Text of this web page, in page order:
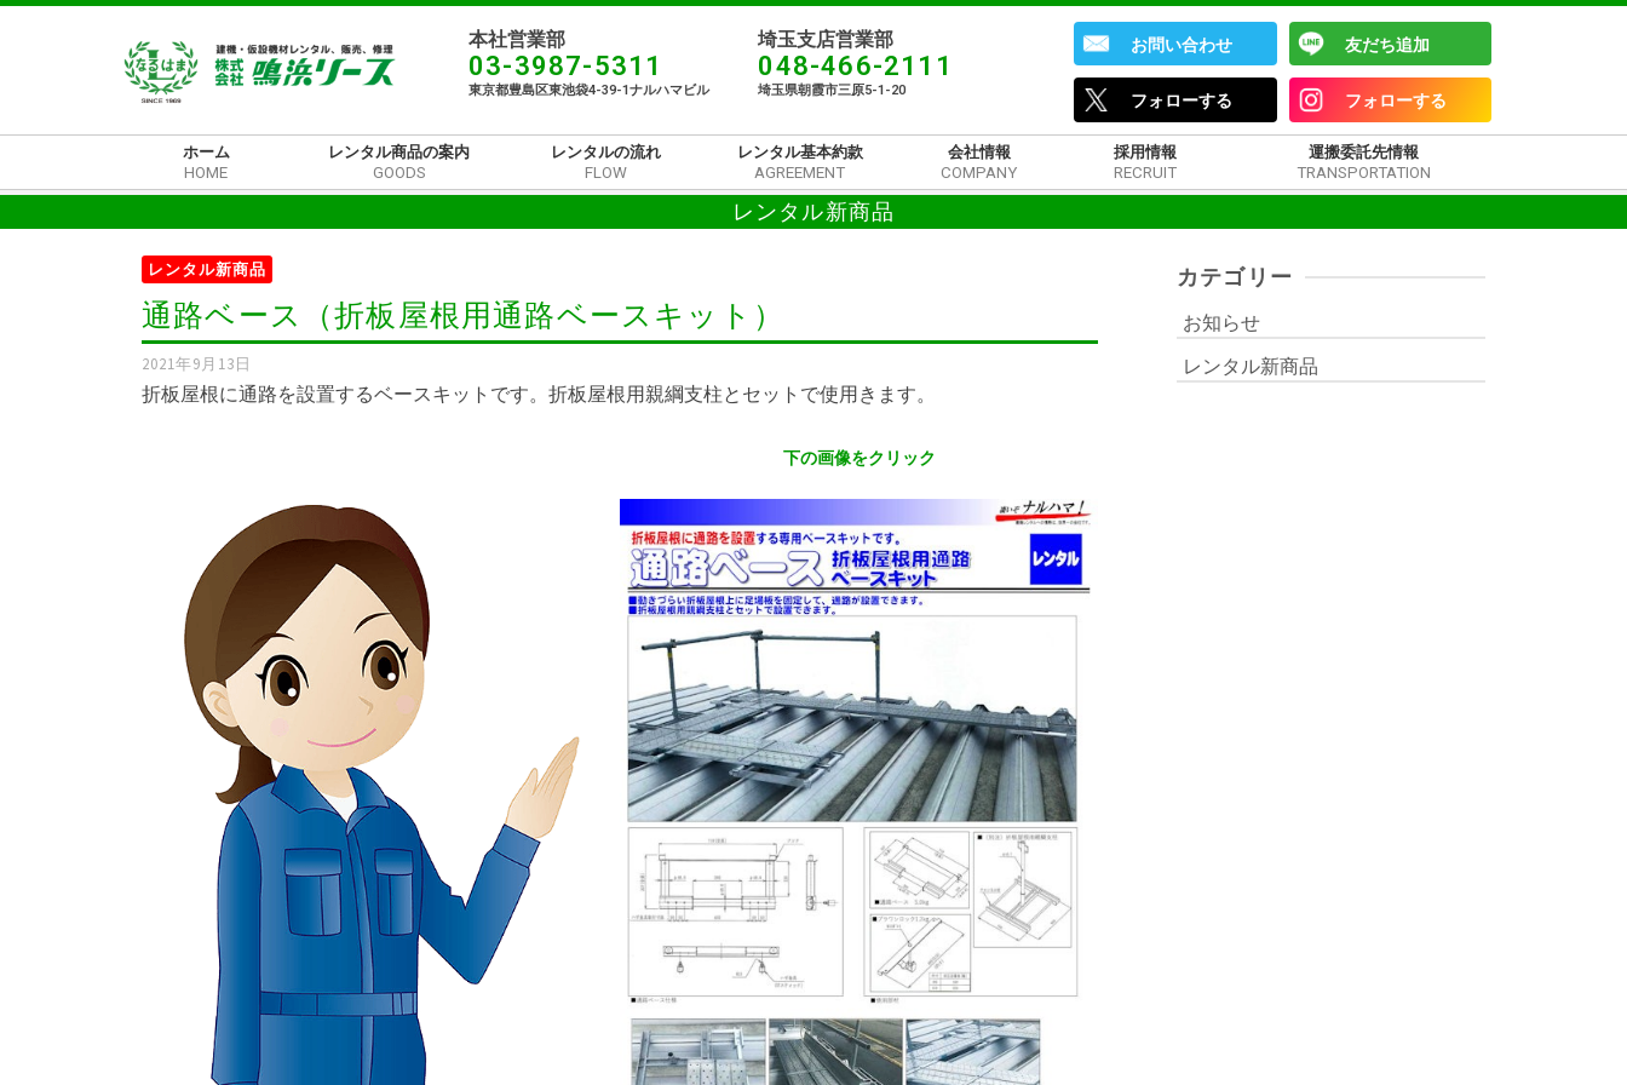
本社営業部​
03-3987-5311
東京都豊島区東池袋4-39-1ナルハマビル​
埼玉支店営業部
048-466-2111
埼玉県朝霞市三原5-1-20
お問い合わせ 友だち追加
フォローする フォローする
ホーム
HOME
レンタル商品の案内
GOODS
レンタルの流れ
FLOW
レンタル基本約款
AGREEMENT
会社情報
COMPANY
採用情報
RECRUIT
運搬委託先情報
TRANSPORTATION
レンタル新商品
レンタル新商品
通路ベース（折板屋根用通路ベースキット）
2021年9月13日
折板屋根に通路を設置するベースキットです。折板屋根用親綱支柱とセットで使用きます。
下の画像をクリック
カテゴリー
お知らせ
レンタル新商品